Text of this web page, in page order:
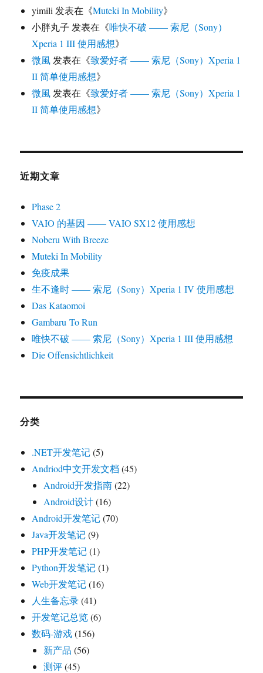
yimili 发表在《Muteki In Mobility》
小胖丸子 发表在《唯快不破 —— 索尼（Sony）
Xperia 1 III 使用感想》
微風 发表在《致爱好者 —— 索尼（Sony）Xperia 1
II 简单使用感想》
微風 发表在《致爱好者 —— 索尼（Sony）Xperia 1
II 简单使用感想》
近期文章
Phase 2
VAIO 的基因 —— VAIO SX12 使用感想
Noberu With Breeze
Muteki In Mobility
免疫成果
生不逢时 —— 索尼（Sony）Xperia 1 IV 使用感想
Das Kataomoi
Gambaru To Run
唯快不破 —— 索尼（Sony）Xperia 1 III 使用感想
Die Offensichtlichkeit
分类
.NET开发笔记(5)
Andriod中文开发文档 (45)
Android开发指南(22)
Android设计(16)
Android开发笔记(70)
Java开发笔记(9)
PHP开发笔记(1)
Python开发笔记(1)
Web开发笔记(16)
人生备忘录(41)
开发笔记总览(6)
数码-游戏(156)
新产品 (56)
测评(45)